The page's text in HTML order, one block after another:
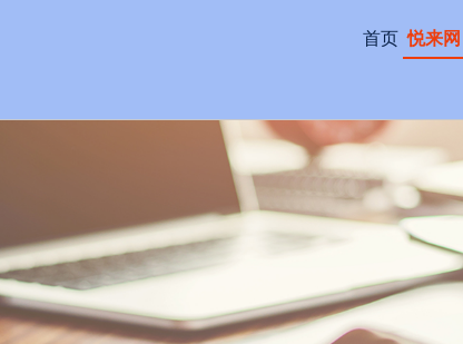
首页 悦来网